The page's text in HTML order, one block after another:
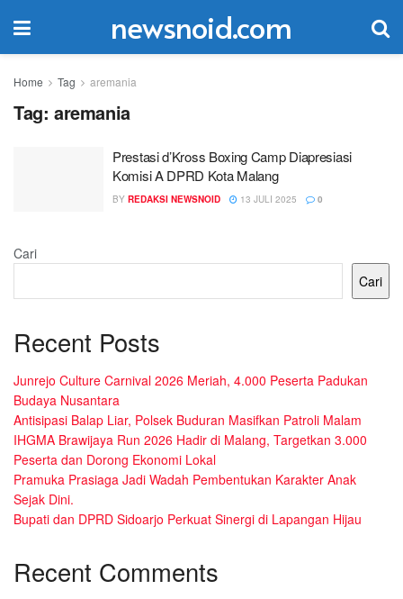
newsnoid.com
Home Tag aremania
Tag: aremania
Prestasi d’Kross Boxing Camp Diapresiasi
Komisi A DPRD Kota Malang
BY REDAKSI NEWSNOID 13 JULI 2025 0
Cari
Cari
Recent Posts
Junrejo Culture Carnival 2026 Meriah, 4.000 Peserta Padukan
Budaya Nusantara
Antisipasi Balap Liar, Polsek Buduran Masifkan Patroli Malam
IHGMA Brawijaya Run 2026 Hadir di Malang, Targetkan 3.000
Peserta dan Dorong Ekonomi Lokal
Pramuka Prasiaga Jadi Wadah Pembentukan Karakter Anak
Sejak Dini.
Bupati dan DPRD Sidoarjo Perkuat Sinergi di Lapangan Hijau
Recent Comments